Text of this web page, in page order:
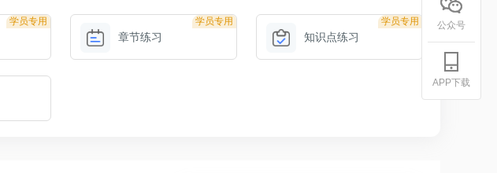
学员专用 学员专用
章节练习
学员专用
知识点练习
公众号
APP下载